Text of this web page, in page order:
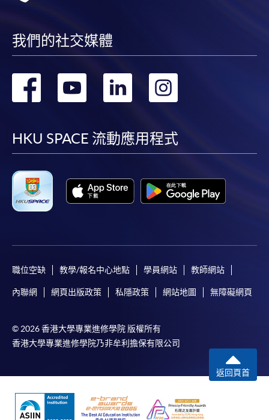
我們的社交媒體
轉
facebook
轉
youtube
轉
linkedin
轉
HKU SPACE 流動應用程式
職位空缺 教學/報名中心地點 學員網站 教師網站
內聯網 網頁出版政策 私隱政策 網站地圖 無障礙網頁
© 2026 香港大學專業進修學院 版權所有
香港大學專業進修學院乃非牟利擔保有限公司
返回頁首